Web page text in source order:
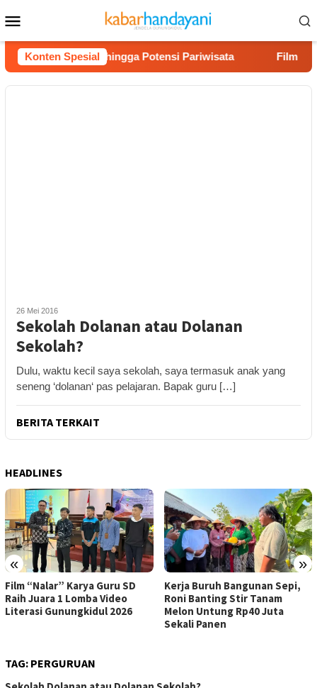
ke
kontenMobile
Konten Spesial
Akses Jalan hingga Potensi Pariwisata Film
26 Mei 2016
Sekolah Dolanan atau Dolanan
Sekolah?
Dulu, waktu kecil saya sekolah, saya termasuk anak yang
seneng ‘dolanan‘ pas pelajaran. Bapak guru […]
BERITA TERKAIT
HEADLINES
« »
Kerja Buruh Bangunan Sepi,
Roni Banting Stir Tanam
Melon Untung Rp40 Juta
ASI Lancar, Ibu Lebih Tenang:
RSUD Wonosari Dampingi Ibu
Hamil dan Menyusui
TAG: PERGURUAN